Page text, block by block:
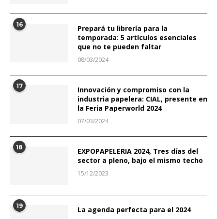
16
Prepará tu librería para la
temporada: 5 artículos esenciales
que no te pueden faltar
08/03/2024
17
Innovación y compromiso con la
industria papelera: CIAL, presente en
la Feria Paperworld 2024
07/03/2024
18
EXPOPAPELERIA 2024, Tres días del
sector a pleno, bajo el mismo techo
15/12/2023
19 La agenda perfecta para el 2024